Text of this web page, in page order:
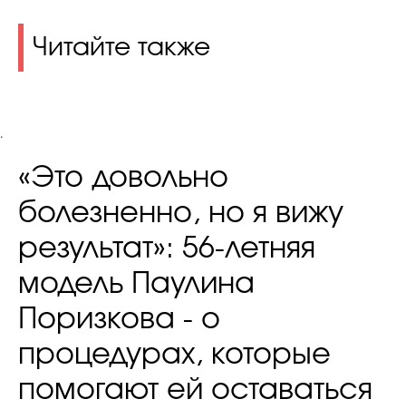
Читайте также
.
«Это довольно
болезненно, но я вижу
результат»: 56-летняя
модель Паулина
Поризкова - о
процедурах, которые
помогают ей оставаться